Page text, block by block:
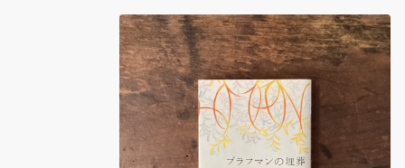
#本屋 書店 古本屋
サンスクリット語で「謎」を意味する名前を与
えられた、愛すべき生き物と触れ合い、見守り
つづけたひと夏の物語。読めば読むほどいとお
しくなる。